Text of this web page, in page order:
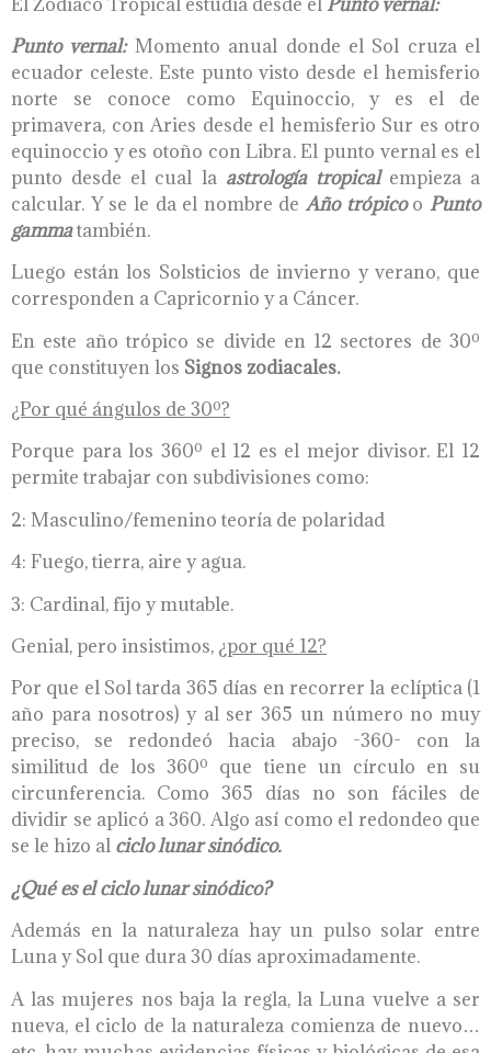
Punto vernal:Momento anual donde el Sol cruza el
ecuador celeste. Este punto visto desde el hemisferio
norte se conoce como Equinoccio, y es el de
primavera, con Aries desde el hemisferio Sur es otro
equinoccio y es otoño con Libra. El punto vernal es el
punto desde el cual la astrologíatropicalempieza a
calcular. Y se le da el nombre deAño trópico oPunto
gammatambién.
Luego están los Solsticios de invierno y verano, que
corresponden a Capricornio y a Cáncer.
En este año trópico se divide en 12 sectores de 30º
que constituyen los Signos zodiacales.
¿Por qué ángulos de 30º?
Porque para los 360º el 12 es el mejor divisor. El 12
permite trabajar con subdivisiones como:
2: Masculino/femenino teoría de polaridad
4: Fuego, tierra, aire y agua.
3: Cardinal, fijo y mutable.
Genial, pero insistimos, ¿por qué 12?
Por que el Sol tarda 365 días en recorrer la eclíptica (1
año para nosotros) y al ser 365 un número no muy
preciso, se redondeó hacia abajo -360- con la
similitud de los 360º que tiene un círculo en su
circunferencia. Como 365 días no son fáciles de
dividir se aplicó a 360. Algo así como el redondeo que
se le hizo al ciclo lunar sinódico.
¿Qué es el ciclo lunar sinódico?
Además en la naturaleza hay un pulso solar entre
Luna y Sol que dura 30 días aproximadamente.
A las mujeres nos baja la regla, la Luna vuelve a ser
nueva, el ciclo de la naturaleza comienza de nuevo…